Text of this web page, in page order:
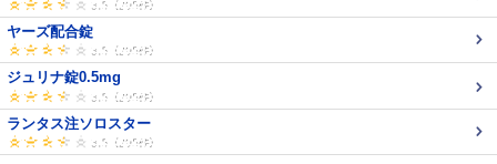
ヤーズ配合錠
ジュリナ錠0.5mg
ランタス注ソロスター